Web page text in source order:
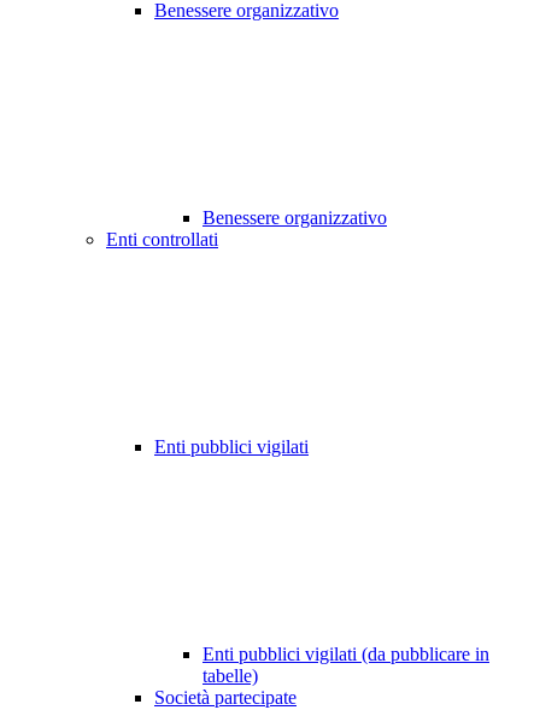
Benessere organizzativo
Benessere organizzativo
Enti controllati
Enti pubblici vigilati
Enti pubblici vigilati (da pubblicare in
tabelle)
Società partecipate